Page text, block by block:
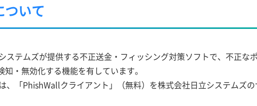
ついて
ステムズが提供する不正送金・フィッシング対策ソフトで、不正
・無効化する機能を有しています。
、「PhishWallクライアント」（無料）を株式会社日立システムズ